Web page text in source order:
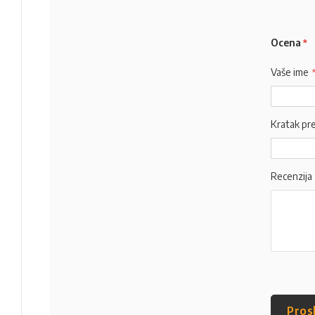
Ocena
Vaše ime
Kratak
Recenzija